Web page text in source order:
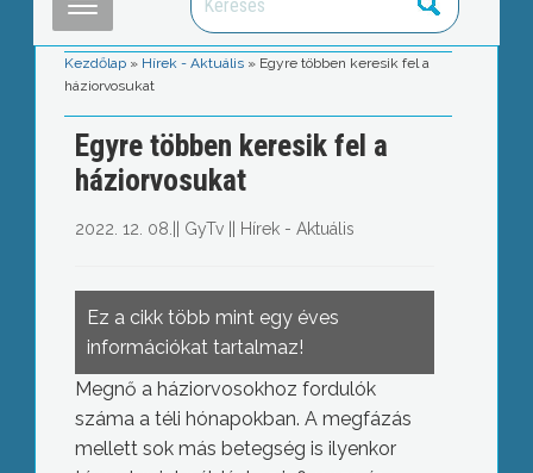
Kezdőlap » Hírek - Aktuális » Egyre többen keresik fel a
háziorvosukat
Egyre többen keresik fel a
háziorvosukat
2022. 12. 08. GyTv|| Hírek - Aktuális
Ez a cikk több mint egy éves
információkat tartalmaz!
Megnő a háziorvosokhoz fordulók
száma a téli hónapokban. A megfázás
mellett sok más betegség is ilyenkor